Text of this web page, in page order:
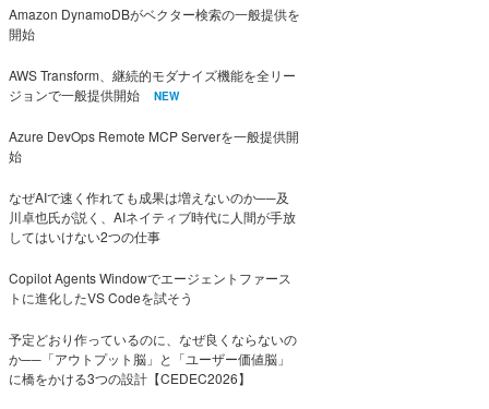
Amazon DynamoDBがベクター検索の一般提供を
開始
AWS Transform、継続的モダナイズ機能を全リー
ジョンで一般提供開始
NEW
Azure DevOps Remote MCP Serverを一般提供開
始
なぜAIで速く作れても成果は増えないのか──及
川卓也氏が説く、AIネイティブ時代に人間が手放
してはいけない2つの仕事
Copilot Agents Windowでエージェントファース
トに進化したVS Codeを試そう
予定どおり作っているのに、なぜ良くならないの
か──「アウトプット脳」と「ユーザー価値脳」
に橋をかける3つの設計【CEDEC2026】